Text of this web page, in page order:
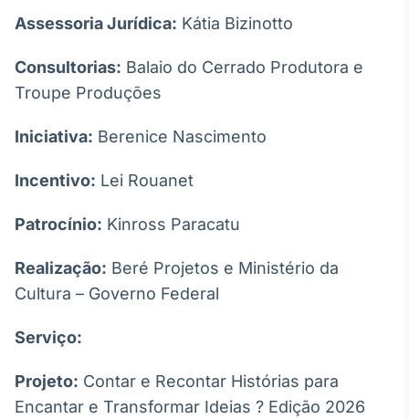
Assessoria Jurídica: Kátia Bizinotto
Consultorias: Balaio do Cerrado Produtora e
Troupe Produções
Iniciativa: Berenice Nascimento
Incentivo: Lei Rouanet
Patrocínio: Kinross Paracatu
Realização: Beré Projetos e Ministério da
Cultura – Governo Federal
Serviço:
Projeto: Contar e Recontar Histórias para
Encantar e Transformar Ideias ? Edição 2026